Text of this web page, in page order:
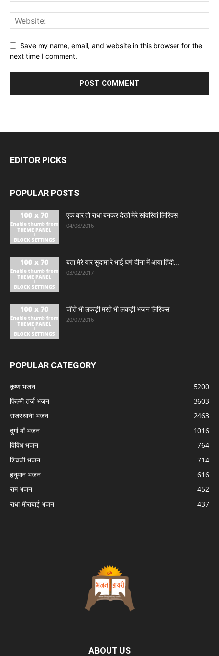
Save my name, email, and website in this browser for the
next time I comment.
EDITOR PICKS
POPULAR POSTS
एक बार तो राधा बनकर देखो मेरे सांवरियां लिरिक्स
04/08/2016
बता मेरे यार सुदामा रे भाई घणे दीना में आया हिंदी...
03/02/2017
जीते भी लकड़ी मरते भी लकड़ी भजन लिरिक्स
20/07/2016
POPULAR CATEGORY
कृष्ण भजन
5200
फिल्मी तर्ज भजन
3603
राजस्थानी भजन
2463
दुर्गा माँ भजन
1016
विविध भजन
764
शिवजी भजन
714
हनुमान भजन
616
राम भजन
452
राधा-मीराबाई भजन
437
ABOUT US